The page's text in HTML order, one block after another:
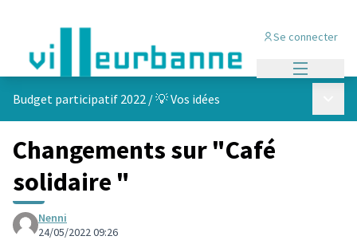
Se connecter
Budget participatif 2022 /💡 Vos idées
Changements sur "Café
solidaire "
Nenni
24/05/2022 09:26